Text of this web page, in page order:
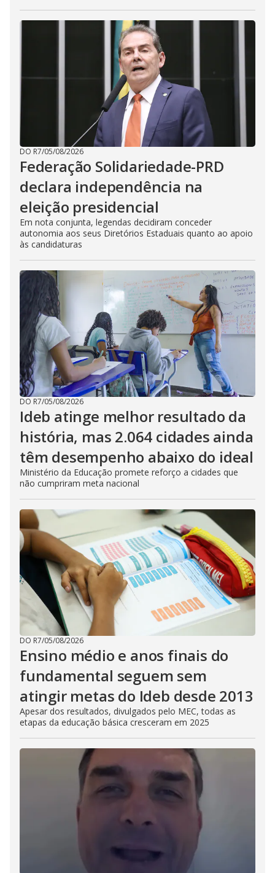
DO R7/05/08/2026
Federação Solidariedade-PRD
declara independência na
eleição presidencial
Em nota conjunta, legendas decidiram conceder
autonomia aos seus Diretórios Estaduais quanto ao apoio
às candidaturas
DO R7/05/08/2026
Ideb atinge melhor resultado da
história, mas 2.064 cidades ainda
têm desempenho abaixo do ideal
Ministério da Educação promete reforço a cidades que
não cumpriram meta nacional
DO R7/05/08/2026
Ensino médio e anos finais do
fundamental seguem sem
atingir metas do Ideb desde 2013
Apesar dos resultados, divulgados pelo MEC, todas as
etapas da educação básica cresceram em 2025